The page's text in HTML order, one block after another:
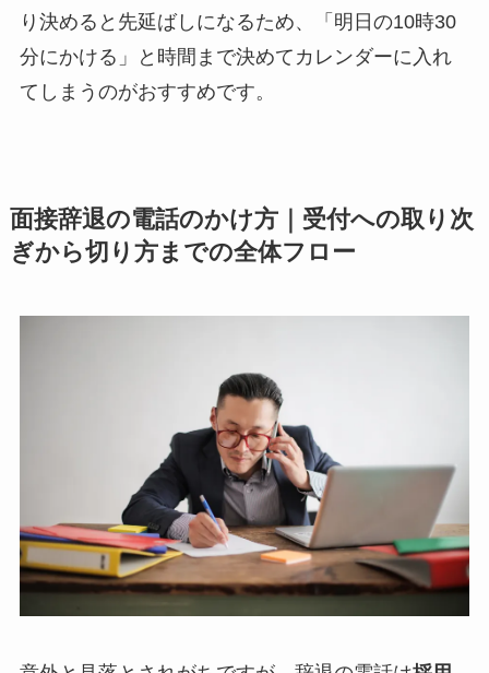
り決めると先延ばしになるため、「明日の10時30
分にかける」と時間まで決めてカレンダーに入れ
てしまうのがおすすめです。
面接辞退の電話のかけ方｜受付への取り次
ぎから切り方までの全体フロー